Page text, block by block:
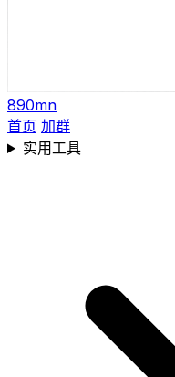
890mn
首页 加群
实用工具